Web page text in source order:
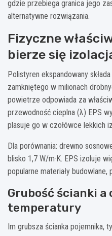
gdzie przebiega granica jego
alternatywne rozwiązania.
Fizyczne
bierze się
Polistyren ekspandowany
zamkniętego w milionach
powietrze odpowiada za
przewodność cieplna (λ) EPS
plasuje go w czołówce lekkich
Dla porównania: drewno
blisko 1,7 W/m·K. EPS izoluje
popularne materiały budowlane,
Grubość ścianki
temperatury
Im grubsza ścianka pojemnika,